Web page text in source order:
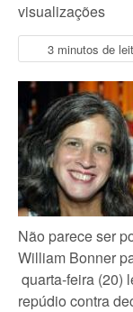
visualizações
3 minutos de
Não parece ser
William Bonner
quarta-feira (20)
repúdio contra